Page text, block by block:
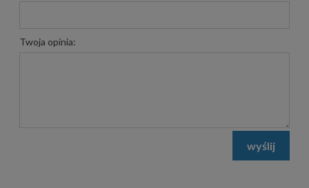
Twoja opinia:
wyślij